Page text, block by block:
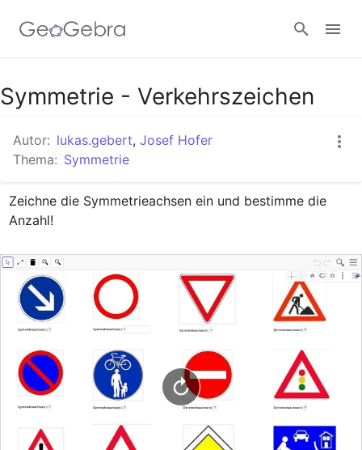
Google Classroom
GeoGebra Classroom
Anmelden
Symmetrie - Verkehrszeichen
Autor: lukas.gebert, Josef Hofer
Thema: Symmetrie
Zeichne die Symmetrieachsen ein und bestimme die
Anzahl!